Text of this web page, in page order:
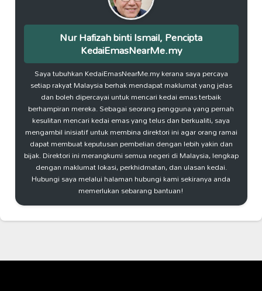
Nur Hafizah binti Ismail, Pencipta
KedaiEmasNearMe.my
Saya tubuhkan KedaiEmasNearMe.my kerana saya percaya
setiap rakyat Malaysia berhak mendapat maklumat yang jelas
dan boleh dipercayai untuk mencari kedai emas terbaik
berhampiran mereka. Sebagai seorang pengguna yang pernah
kesulitan mencari kedai emas yang telus dan berkualiti, saya
mengambil inisiatif untuk membina direktori ini agar orang ramai
dapat membuat keputusan pembelian dengan lebih yakin dan
bijak. Direktori ini merangkumi semua negeri di Malaysia, lengkap
dengan maklumat lokasi, perkhidmatan, dan ulasan kedai.
Hubungi saya melalui halaman hubungi kami sekiranya anda
memerlukan sebarang bantuan!